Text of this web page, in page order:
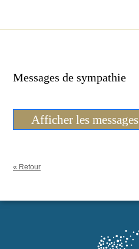
Messages de sympathie
Afficher les messages
« Retour